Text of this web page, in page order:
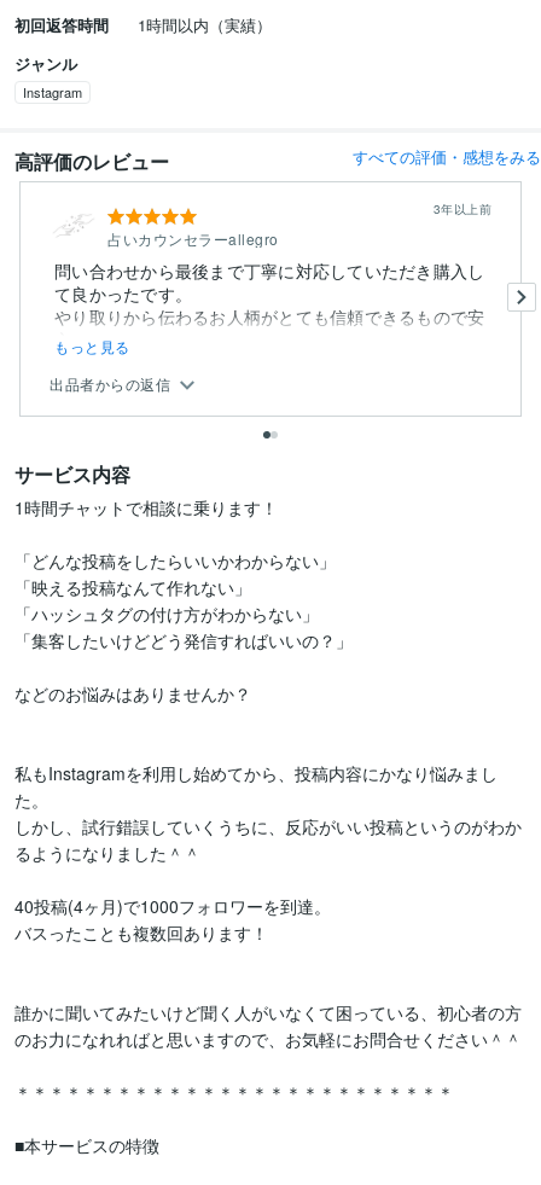
初回返答時間
1時間以内（実績）
ジャンル
Instagram
高評価のレビュー すべての評価・感想をみる
占いカウンセラーallegro
3年以上前
問い合わせから最後まで丁寧に対応していただき購入し
て良かったです。
やり取りから伝わるお人柄がとても信頼できるもので安
心...
もっと見る
出品者からの返信
サービス内容
1時間チャットで相談に乗ります！
「どんな投稿をしたらいいかわからない」
「映える投稿なんて作れない」
「ハッシュタグの付け方がわからない」
「集客したいけどどう発信すればいいの？」
などのお悩みはありませんか？
私もInstagramを利用し始めてから、投稿内容にかなり悩みまし
た。
しかし、試行錯誤していくうちに、反応がいい投稿というのがわか
るようになりました＾＾
40投稿(4ヶ月)で1000フォロワーを到達。
バスったことも複数回あります！
誰かに聞いてみたいけど聞く人がいなくて困っている、初心者の方
のお力になれればと思いますので、お気軽にお問合せください＾＾
＊＊＊＊＊＊＊＊＊＊＊＊＊＊＊＊＊＊＊＊＊＊＊＊＊＊
■本サービスの特徴